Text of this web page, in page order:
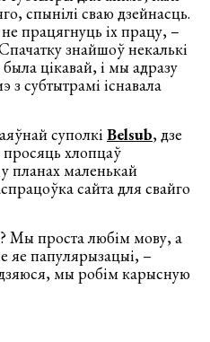
спынілі сваю дзейнасць.
працягнуць іх працу, –
знайшоў некалькі
цікавай, і мы адразу
з субтытрамі існавала
суполкіBelsub, дзе
хлопцаў
планах маленькай
сайта для свайго
Мы проста любім мову, а
яе папулярызацыі, –
мы робім карысную